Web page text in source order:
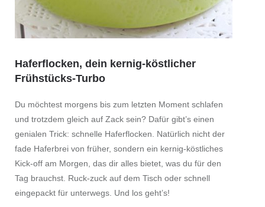
Haferflocken, dein kernig-köstlicher
Frühstücks-Turbo
Du möchtest morgens bis zum letzten Moment schlafen
und trotzdem gleich auf Zack sein? Dafür gibt’s einen
genialen Trick: schnelle Haferflocken. Natürlich nicht der
fade Haferbrei von früher, sondern ein kernig-köstliches
Kick-off am Morgen, das dir alles bietet, was du für den
Tag brauchst. Ruck-zuck auf dem Tisch oder schnell
eingepackt für unterwegs. Und los geht’s!